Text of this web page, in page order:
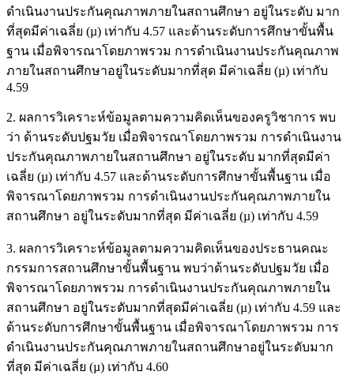
ดำเนินงานประกันคุณภาพภายในสถานศึกษา อยู่ในระดับ มาก
ที่สุดมีค่าเฉลี่ย (µ) เท่ากับ 4.57 และด้านระดับการศึกษาขั้นพื้น
ฐาน เมื่อพิจารณาโดยภาพรวม การดำเนินงานประกันคุณภาพ
ภายในสถานศึกษาอยู่ในระดับมากที่สุด มีค่าเฉลี่ย (µ) เท่ากับ
4.59
2. ผลการวิเคราะห์ข้อมูลตามความคิดเห็นของครูวิชาการ พบ
ว่า ด้านระดับปฐมวัย เมื่อพิจารณาโดยภาพรวม การดำเนินงาน
ประกันคุณภาพภายในสถานศึกษา อยู่ในระดับ มากที่สุดมีค่า
เฉลี่ย (µ) เท่ากับ 4.57 และด้านระดับการศึกษาขั้นพื้นฐาน เมื่อ
พิจารณาโดยภาพรวม การดำเนินงานประกันคุณภาพภายใน
สถานศึกษา อยู่ในระดับมากที่สุด มีค่าเฉลี่ย (µ) เท่ากับ 4.59
3. ผลการวิเคราะห์ข้อมูลตามความคิดเห็นของประธานคณะ
กรรมการสถานศึกษาขั้นพื้นฐาน พบว่าด้านระดับปฐมวัย เมื่อ
พิจารณาโดยภาพรวม การดำเนินงานประกันคุณภาพภายใน
สถานศึกษา อยู่ในระดับมากที่สุดมีค่าเฉลี่ย (µ) เท่ากับ 4.59 และ
ด้านระดับการศึกษาขั้นพื้นฐาน เมื่อพิจารณาโดยภาพรวม การ
ดำเนินงานประกันคุณภาพภายในสถานศึกษาอยู่ในระดับมาก
ที่สุด มีค่าเฉลี่ย (µ) เท่ากับ 4.60